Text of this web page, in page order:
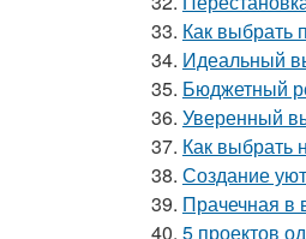
33. Как выбрать
34. Идеальный
35. Бюджетный
36. Уверенный
37. Как выбрать
38. Создание
39. Прачечная в
40. 5 проектов